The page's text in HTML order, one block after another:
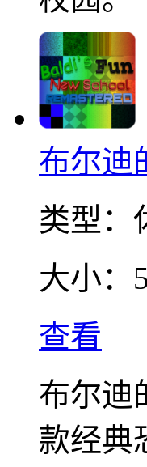
布尔迪
类型：
大小：
查看
布尔迪
款经典